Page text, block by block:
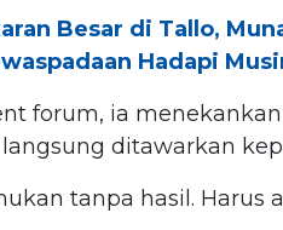
Besar di Tallo,
Hadapi
forum, ia
ditawarkan
tanpa hasil. Harus